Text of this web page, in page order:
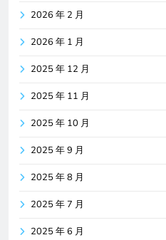
2026 年 2 月
2026 年 1 月
2025 年 12 月
2025 年 11 月
2025 年 10 月
2025 年 9 月
2025 年 8 月
2025 年 7 月
2025 年 6 月